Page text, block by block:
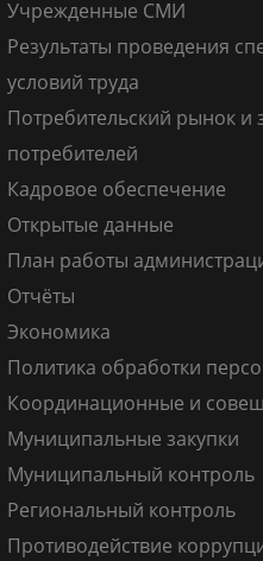
Учрежденные СМИ
Результаты проведения
условий труда
Потребительский рынок и
потребителей
Кадровое обеспечение
Открытые данные
План работы
Отчёты
Экономика
Политика обработки
Координационные и
Муниципальные закупки
Муниципальный контроль
Региональный контроль
Противодействие